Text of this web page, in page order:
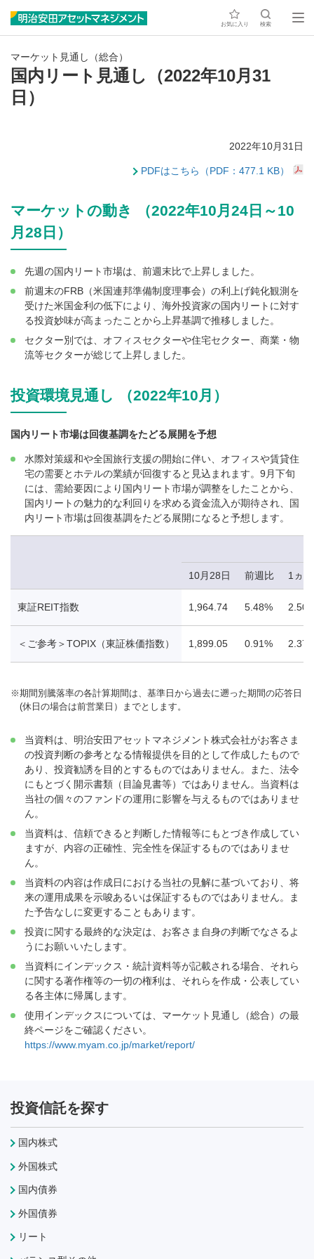
お気に入り 検索
マーケット見通し（総合）
国内リート見通し（2022年10月31
日）
2022年10月31日
PDFはこちら（PDF：477.1 KB）
マーケットの動き （2022年10月24日～10
月28日）
先週の国内リート市場は、前週末比で上昇しました。
前週末のFRB（米国連邦準備制度理事会）の利上げ鈍化観測を
受けた米国金利の低下により、海外投資家の国内リートに対す
る投資妙味が高まったことから上昇基調で推移しました。
セクター別では、オフィスセクターや住宅セクター、商業・物
流等セクターが総じて上昇しました。
投資環境見通し （2022年10月）
国内リート市場は回復基調をたどる展開を予想
水際対策緩和や全国旅行支援の開始に伴い、オフィスや賃貸住
宅の需要とホテルの業績が回復すると見込まれます。9月下旬
には、需給要因により国内リート市場が調整をしたことから、
国内リートの魅力的な利回りを求める資金流入が期待され、国
内リート市場は回復基調をたどる展開になると予想します。
10月28日 前週比 1ヵ
東証REIT指数 1,964.74 5.48%
＜ご参考＞TOPIX（東証株価指数） 1,899.05 0.91%
※期間別騰落率の各計算期間は、基準日から過去に遡った期間の応答日
(休日の場合は前営業日）までとします。
当資料は、明治安田アセットマネジメント株式会社がお客さま
の投資判断の参考となる情報提供を目的として作成したもので
あり、投資勧誘を目的とするものではありません。また、法令
にもとづく開示書類（目論見書等）ではありません。当資料は
当社の個々のファンドの運用に影響を与えるものではありませ
ん。
当資料は、信頼できると判断した情報等にもとづき作成してい
ますが、内容の正確性、完全性を保証するものではありませ
ん。
当資料の内容は作成日における当社の見解に基づいており、将
来の運用成果を示唆あるいは保証するものではありません。ま
た予告なしに変更することもあります。
投資に関する最終的な決定は、お客さま自身の判断でなさるよ
うにお願いいたします。
当資料にインデックス・統計資料等が記載される場合、それら
に関する著作権等の一切の権利は、それらを作成・公表してい
る各主体に帰属します。
使用インデックスについては、マーケット見通し（総合）の最
終ページをご確認ください。
https://www.myam.co.jp/market/report/
投資信託を探す
国内株式
外国株式
国内債券
外国債券
リート